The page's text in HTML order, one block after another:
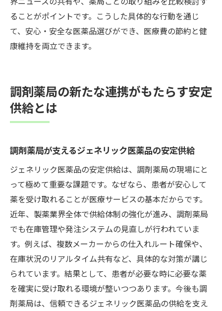
ることがポイントです。こうした具体的な行動を通じ
て、安心・安全な医薬品選びができ、医療費の節約と健
康維持を両立できます。
調剤薬局の新たな連携がもたらす安定
供給とは
調剤薬局が支えるジェネリック医薬品の安定供給
ジェネリック医薬品の安定供給は、調剤薬局の現場にと
って極めて重要な課題です。なぜなら、患者が安心して
薬を受け取れることが医療サービスの基本だからです。
近年、製薬業界全体で供給体制の強化が進み、調剤薬局
でも在庫管理や発注システムの見直しが行われていま
す。例えば、複数メーカーからの仕入れルート確保や、
在庫状況のリアルタイム共有など、具体的な対策が講じ
られています。結果として、患者が必要な時に必要な薬
を確実に受け取れる環境が整いつつあります。今後も調
剤薬局は、信頼できるジェネリック医薬品の供給を支え